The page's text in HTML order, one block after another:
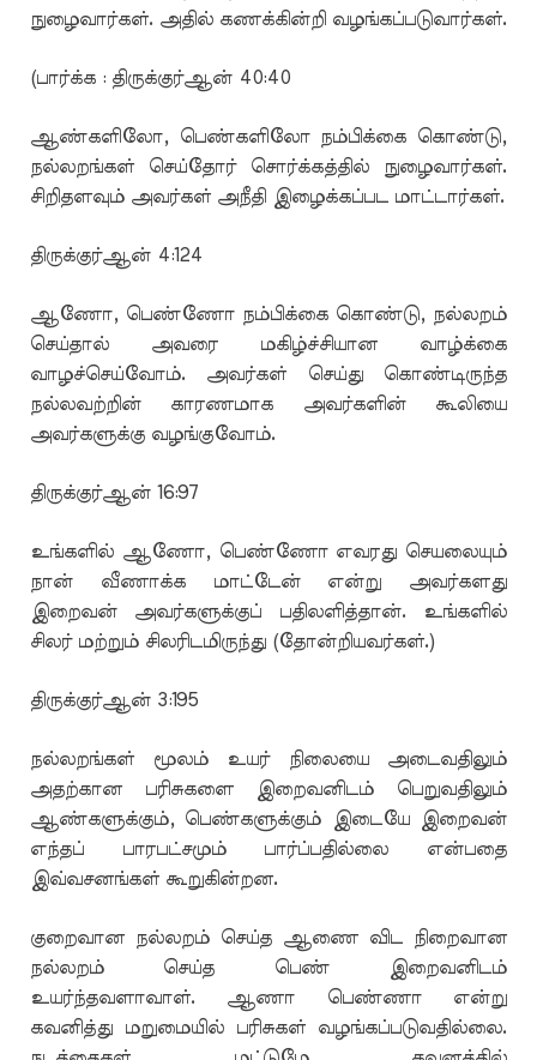
நுழைவார்கள். அதில் கணக்கின்றி வழங்கப்படுவார்கள்.
(பார்க்க : திருக்குர்ஆன் 40:40
ஆண்களிலோ, பெண்களிலோ நம்பிக்கை கொண்டு,
நல்லறங்கள் செய்தோர் சொர்க்கத்தில் நுழைவார்கள்.
சிறிதளவும் அவர்கள் அநீதி இழைக்கப்பட மாட்டார்கள்.
திருக்குர்ஆன் 4:124
ஆணோ, பெண்ணோ நம்பிக்கை கொண்டு, நல்லறம்
செய்தால் அவரை மகிழ்ச்சியான வாழ்க்கை
வாழச்செய்வோம். அவர்கள் செய்து கொண்டிருந்த
நல்லவற்றின் காரணமாக அவர்களின் கூலியை
அவர்களுக்கு வழங்குவோம்.
திருக்குர்ஆன் 16:97
உங்களில் ஆணோ, பெண்ணோ எவரது செயலையும்
நான் வீணாக்க மாட்டேன் என்று அவர்களது
இறைவன் அவர்களுக்குப் பதிலளித்தான். உங்களில்
சிலர் மற்றும் சிலரிடமிருந்து (தோன்றியவர்கள்.)
திருக்குர்ஆன் 3:195
நல்லறங்கள் மூலம் உயர் நிலையை அடைவதிலும்
அதற்கான பரிசுகளை இறைவனிடம் பெறுவதிலும்
ஆண்களுக்கும், பெண்களுக்கும் இடையே இறைவன்
எந்தப் பாரபட்சமும் பார்ப்பதில்லை என்பதை
இவ்வசனங்கள் கூறுகின்றன.
குறைவான நல்லறம் செய்த ஆணை விட நிறைவான
நல்லறம் செய்த பெண் இறைவனிடம்
உயர்ந்தவளாவாள். ஆணா பெண்ணா என்று
கவனித்து மறுமையில் பரிசுகள் வழங்கப்படுவதில்லை.